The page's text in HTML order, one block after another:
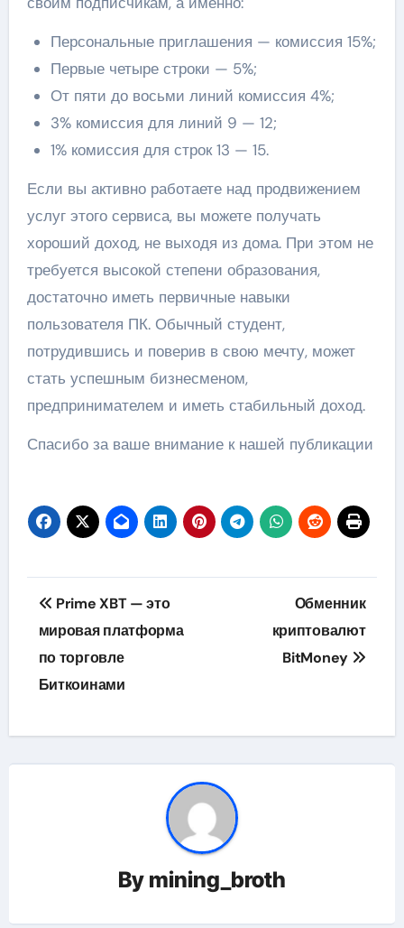
Персональные приглашения — комиссия 15%;
Первые четыре строки — 5%;
От пяти до восьми линий комиссия 4%;
3% комиссия для линий 9 — 12;
1% комиссия для строк 13 — 15.
Если вы активно работаете над продвижением
услуг этого сервиса, вы можете получать
хороший доход, не выходя из дома. При этом не
требуется высокой степени образования,
достаточно иметь первичные навыки
пользователя ПК. Обычный студент,
потрудившись и поверив в свою мечту, может
стать успешным бизнесменом,
предпринимателем и иметь стабильный доход.
Спасибо за ваше внимание к нашей публикации
Навигация
по
записям
Prime XBT — это
мировая платформа
по торговле
Биткоинами
Обменник
криптовалют
BitMoney
By mining_broth